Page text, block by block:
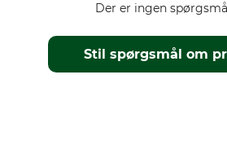
Stil spørgsmål om
Der er ingen